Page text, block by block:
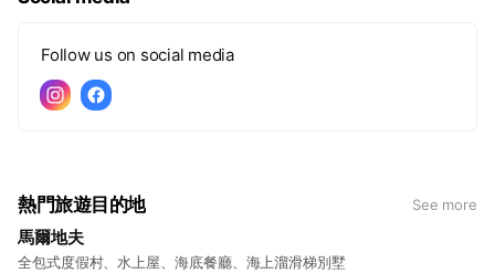
Follow us on social media
熱門旅遊目的地 See more
馬爾地夫
全包式度假村、水上屋、海底餐廳、海上溜滑梯別墅